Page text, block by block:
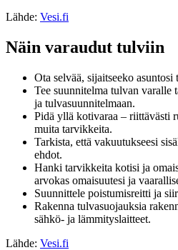
Lähde: Vesi.fi
Näin varaudut tulviin
Ota selvää, sijaitseeko
Tee suunnitelma tulvan varalle
ja tulvasuunnitelmaan.
Pidä yllä kotivaraa – riittävästi
muita tarvikkeita.
Tarkista, että vakuutukseesi
ehdot.
Hanki tarvikkeita kotisi ja
arvokas omaisuutesi ja
Suunnittele poistumisreitti ja
Rakenna tulvasuojauksia
sähkö- ja lämmityslaitteet.
Lähde: Vesi.fi